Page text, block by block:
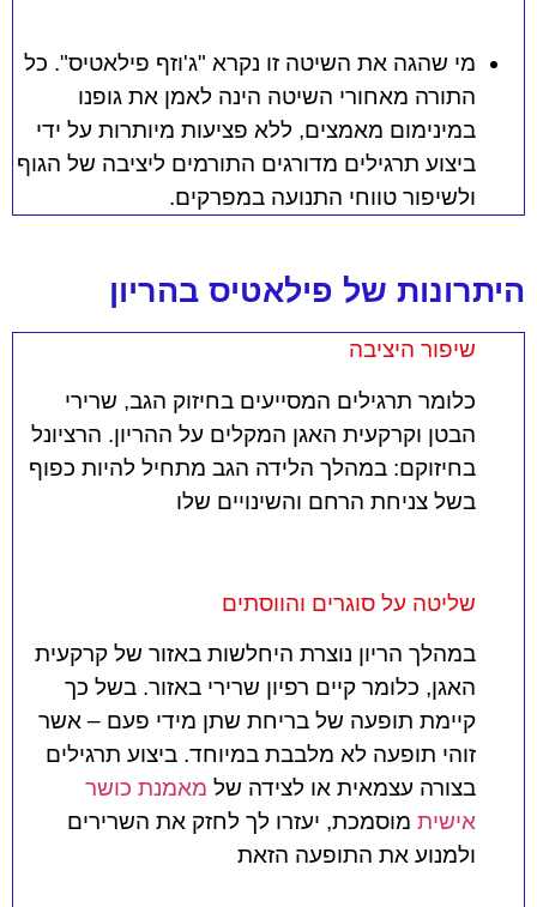
מי שהגה את השיטה זו נקרא "ג'וזף פילאטיס". כל
התורה מאחורי השיטה הינה לאמן את גופנו
במינימום מאמצים, ללא פציעות מיותרות על ידי
ביצוע תרגילים מדורגים התורמים ליציבה של הגוף
ולשיפור טווחי התנועה במפרקים.
היתרונות של פילאטיס בהריון
שיפור היציבה
כלומר תרגילים המסייעים בחיזוק הגב, שרירי
הבטן וקרקעית האגן המקלים על ההריון. הרציונל
בחיזוקם: במהלך הלידה הגב מתחיל להיות כפוף
בשל צניחת הרחם והשינויים שלו
שליטה על סוגרים והווסתים
במהלך הריון נוצרת היחלשות באזור של קרקעית
האגן, כלומר קיים רפיון שרירי באזור. בשל כך
קיימת תופעה של בריחת שתן מידי פעם – אשר
זוהי תופעה לא מלבבת במיוחד. ביצוע תרגילים
בצורה עצמאית או לצידה של מאמנת כושר
אישית מוסמכת, יעזרו לך לחזק את השרירים
ולמנוע את התופעה הזאת